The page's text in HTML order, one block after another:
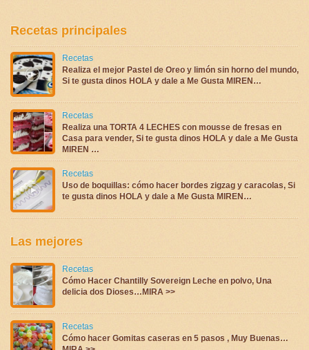
Recetas principales
Recetas
Realiza el mejor Pastel de Oreo y limón sin horno del mundo,
Si te gusta dinos HOLA y dale a Me Gusta MIREN…
Recetas
Realiza una TORTA 4 LECHES con mousse de fresas en
Casa para vender, Si te gusta dinos HOLA y dale a Me Gusta
MIREN …
Recetas
Uso de boquillas: cómo hacer bordes zigzag y caracolas, Si
te gusta dinos HOLA y dale a Me Gusta MIREN…
Las mejores
Recetas
Cómo Hacer Chantilly Sovereign Leche en polvo, Una
delicia dos Dioses…MIRA >>
Recetas
Cómo hacer Gomitas caseras en 5 pasos , Muy Buenas…